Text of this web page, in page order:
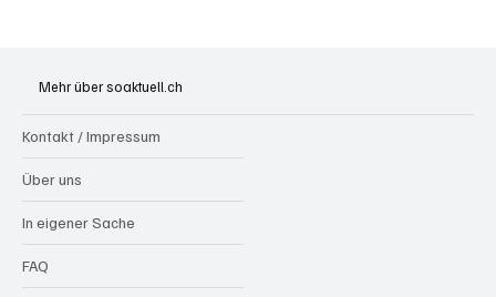
Mehr über soaktuell.ch
Kontakt / Impressum
Über uns
In eigener Sache
FAQ